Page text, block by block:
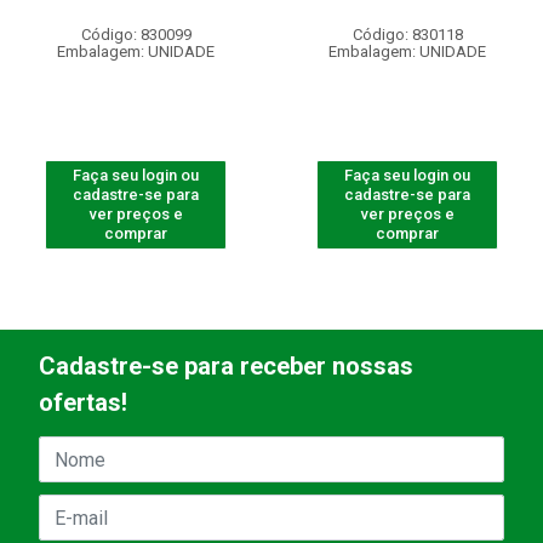
Código: 830099
Embalagem: UNIDADE
Faça seu login ou
cadastre-se para
ver preços e
comprar
Código: 830118
Embalagem: UNIDADE
Faça seu login ou
cadastre-se para
ver preços e
comprar
Cadastre-se para receber nossas
ofertas!